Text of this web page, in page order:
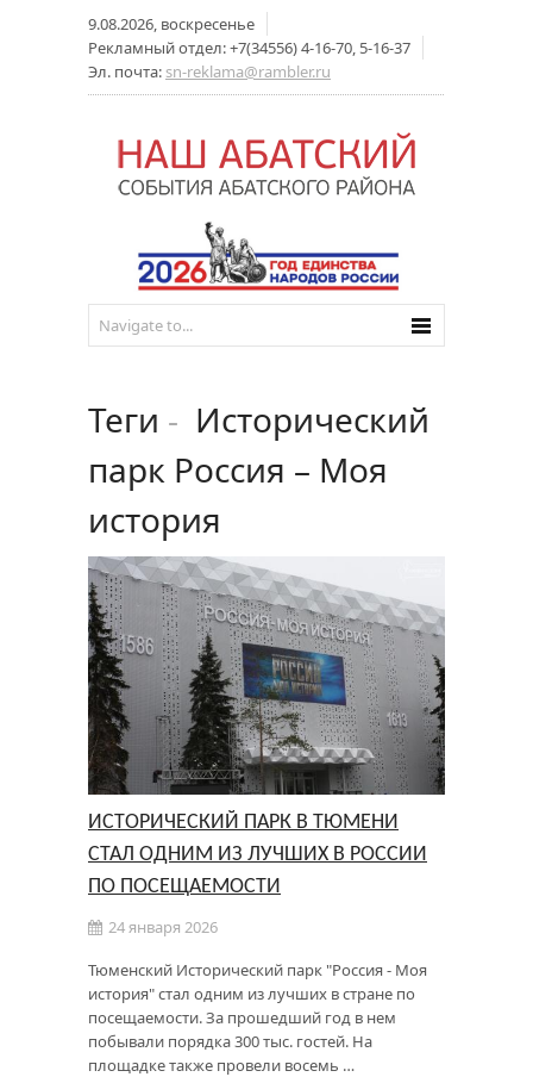
9.08.2026, воскресенье
Рекламный отдел: +7(34556) 4-16-70, 5-16-37
Эл. почта: sn-reklama@rambler.ru
Теги - Исторический
парк Россия – Моя
история
ИСТОРИЧЕСКИЙ ПАРК В ТЮМЕНИ
СТАЛ ОДНИМ ИЗ ЛУЧШИХ В РОССИИ
ПО ПОСЕЩАЕМОСТИ
24 января 2026
Тюменский Исторический парк "Россия - Моя
история" стал одним из лучших в стране по
посещаемости. За прошедший год в нем
побывали порядка 300 тыс. гостей. На
площадке также провели восемь …